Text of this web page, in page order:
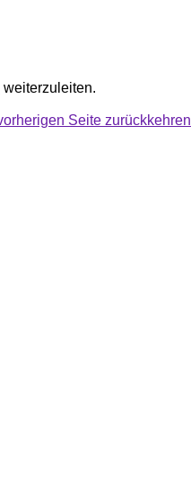
weiterzuleiten.
Seite zurückkehren